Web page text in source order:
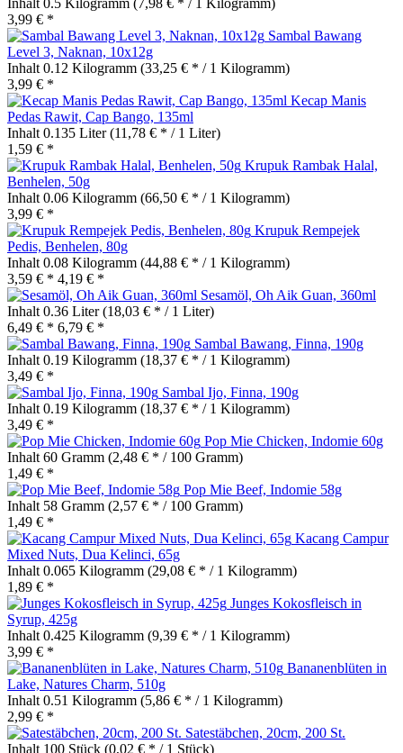
3,99 € *
Sambal Bawang
Level 3, Naknan, 10x12g
Inhalt 0.12 Kilogramm (33,25 € * / 1 Kilogramm)
3,99 € *
Kecap Manis
Pedas Rawit, Cap Bango, 135ml
Inhalt 0.135 Liter(11,78 € * / 1 Liter)
1,59 € *
Krupuk Rambak Halal,
Benhelen, 50g
Inhalt 0.06 Kilogramm (66,50 € * / 1 Kilogramm)
3,99 € *
Krupuk Rempejek
Pedis, Benhelen, 80g
Inhalt 0.08 Kilogramm (44,88 € * / 1 Kilogramm)
3,59 € * 4,19 € *
Sesamöl, Oh Aik Guan, 360ml
Inhalt 0.36 Liter(18,03 € * / 1 Liter)
6,49 € * 6,79 € *
Sambal Bawang, Finna, 190g
Inhalt 0.19 Kilogramm (18,37 € * / 1 Kilogramm)
3,49 € *
Sambal Ijo, Finna, 190g
Inhalt 0.19 Kilogramm (18,37 € * / 1 Kilogramm)
3,49 € *
Pop Mie Chicken, Indomie 60g
Inhalt 60 Gramm (2,48 € * / 100 Gramm)
1,49 € *
Pop Mie Beef, Indomie 58g
Inhalt 58 Gramm (2,57 € * / 100 Gramm)
1,49 € *
Kacang Campur
Mixed Nuts, Dua Kelinci, 65g
Inhalt 0.065 Kilogramm (29,08 € * / 1 Kilogramm)
1,89 € *
Junges Kokosfleisch in
Syrup, 425g
Inhalt 0.425 Kilogramm (9,39 € * / 1 Kilogramm)
3,99 € *
Bananenblüten in
Lake, Natures Charm, 510g
Inhalt 0.51 Kilogramm (5,86 € * / 1 Kilogramm)
2,99 € *
Satestäbchen, 20cm, 200 St.
Inhalt 100 Stück (0,02 € * / 1 Stück)